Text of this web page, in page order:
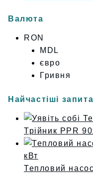
Валюта
RON
MDL
євро
Гривня
Найчастіші
Трійник PPR
Тепловий